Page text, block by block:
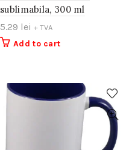
sublimabila, 300 ml
5.29 lei + TVA
Add to cart